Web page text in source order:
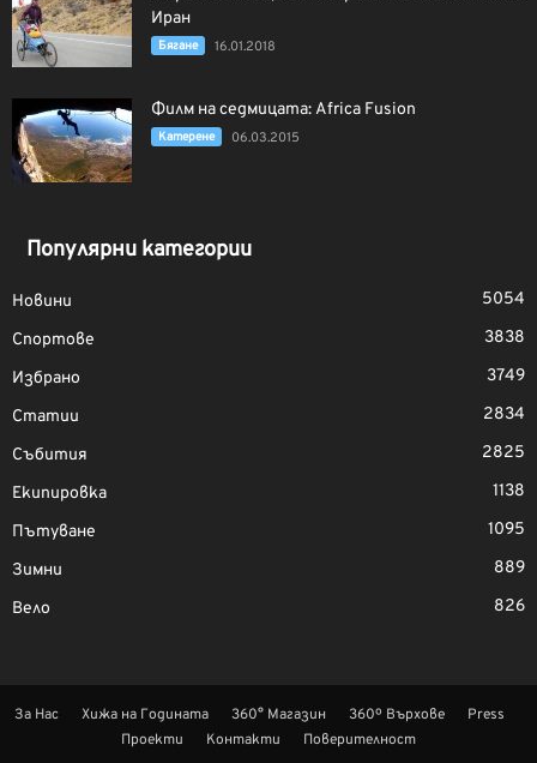
Иран
Бягане 16.01.2018
Филм на седмицата: Africa Fusion
Катерене 06.03.2015
Популярни категории
Новини
5054
Спортове
3838
Избрано
3749
Статии
2834
Събития
2825
Екипировка
1138
Пътуване
1095
Зимни
889
Вело
826
За Нас Хижа на Годината 360° Магазин 360º Върхове
Press
Проекти
Контакти Поверителност